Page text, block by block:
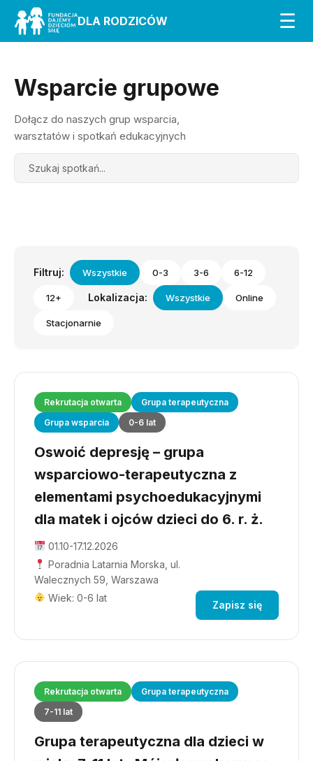
DLA RODZICÓW ☰
Wsparcie grupowe
Dołącz do naszych grup wsparcia,
warsztatów i spotkań edukacyjnych
Search
Filtruj: Wszystkie 0-3 3-6 6-12
12+ Lokalizacja: Wszystkie Online
Stacjonarnie
Rekrutacja otwarta
Grupa terapeutyczna
Grupa wsparcia
0-6 lat
Oswoić depresję – grupa
wsparciowo-terapeutyczna z
elementami psychoedukacyjnymi
dla matek i ojców dzieci do 6. r. ż.
01.10-17.12.2026
Poradnia Latarnia Morska, ul.
Walecznych 59, Warszawa
Wiek: 0-6 lat
Zapisz się
Rekrutacja otwarta
Grupa terapeutyczna
7-11 lat
Grupa terapeutyczna dla dzieci w